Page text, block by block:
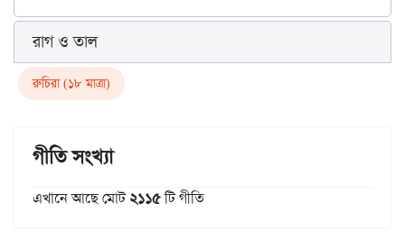
রাগ ও তাল
রুচিরা (১৮ মাত্রা)
গীতি সংখ্যা
এখানে আছে মোট২১১৫টি গীতি